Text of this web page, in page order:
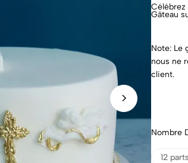
Célébrez
Gâteau
Note: Le
nous ne
client.
Nombre
12 parts